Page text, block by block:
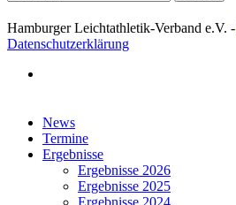
Hamburger Leichtathletik-Verband e.V. -
Datenschutzerklärung
Close
Menu
News
Termine
Ergebnisse
Ergebnisse 2026
Ergebnisse 2025
Ergebnisse 2024